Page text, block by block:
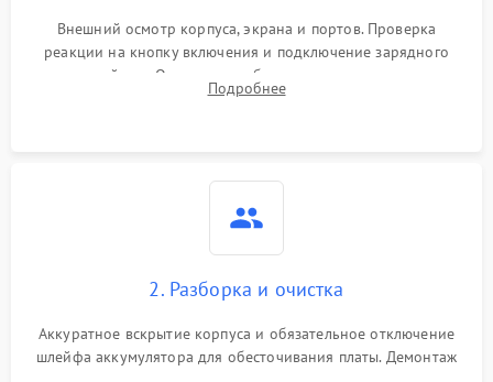
Внешний осмотр корпуса, экрана и портов. Проверка
реакции на кнопку включения и подключение зарядного
устройства. Оценка потребления тока с помощью
лабораторного блока питания для локализации проблемы.
Подробнее
2. Разборка и очистка
Аккуратное вскрытие корпуса и обязательное отключение
шлейфа аккумулятора для обесточивания платы. Демонтаж